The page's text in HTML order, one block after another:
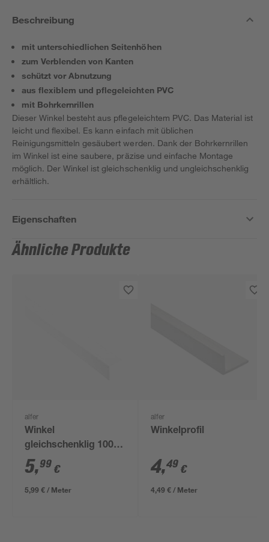
Beschreibung
mit unterschiedlichen Seitenhöhen
zum Verblenden von Kanten
schützt vor Abnutzung
aus flexiblem und pflegeleichten PVC
mit Bohrkernrillen
Dieser Winkel besteht aus pflegeleichtem PVC. Das Material ist
leicht und flexibel. Es kann einfach mit üblichen
Reinigungsmitteln gesäubert werden. Dank der Bohrkernrillen
im Winkel ist eine saubere, präzise und einfache Montage
möglich. Der Winkel ist gleichschenklig und ungleichschenklig
erhältlich.
Eigenschaften
Ähnliche Produkte
alfer
Winkel
gleichschenklig 1000
x 29,5 x 2,4 mm
5,99 €
5,99 € / Meter
alfer
Winkelprofil
4,49 €
4,49 € / Meter